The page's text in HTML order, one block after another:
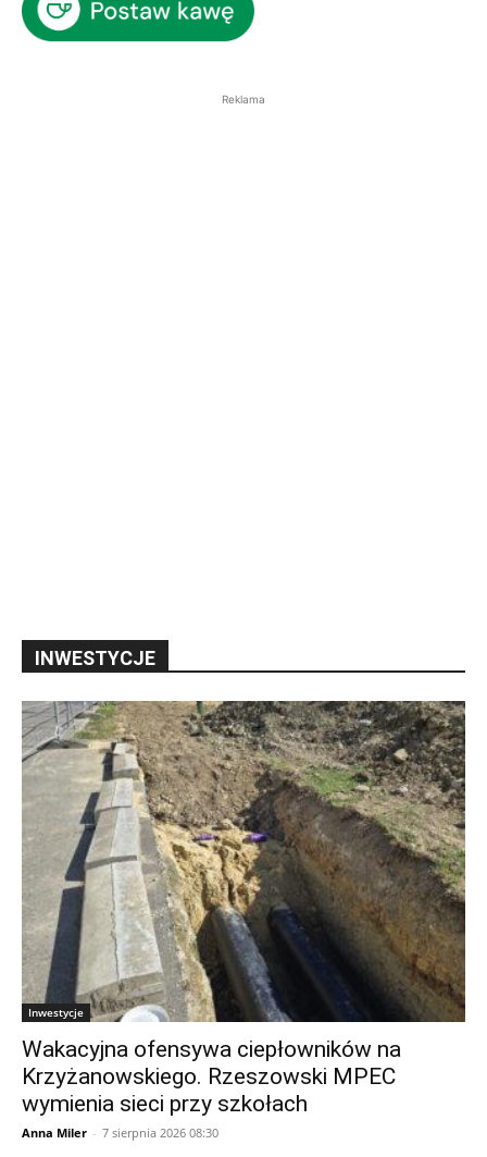
Reklama
INWESTYCJE
Inwestycje
Wakacyjna ofensywa ciepłowników na
Krzyżanowskiego. Rzeszowski MPEC
wymienia sieci przy szkołach
Anna Miler - 7 sierpnia 2026 08:30